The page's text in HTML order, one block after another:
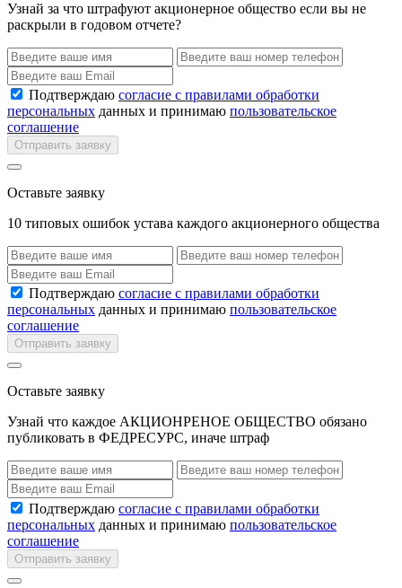
Узнай за что штрафуют акционерное общество если вы не
раскрыли в годовом отчете?
Подтверждаю согласие с правилами обработки
персональных данных и принимаю пользовательское
соглашение
Отправить заявку
Оставьте заявку
10 типовых ошибок устава каждого акционерного общества
Подтверждаю согласие с правилами обработки
персональных данных и принимаю пользовательское
соглашение
Отправить заявку
Оставьте заявку
Узнай что каждое АКЦИОНРЕНОЕ ОБЩЕСТВО обязано
публиковать в ФЕДРЕСУРС, иначе штраф
Подтверждаю согласие с правилами обработки
персональных данных и принимаю пользовательское
соглашение
Отправить заявку